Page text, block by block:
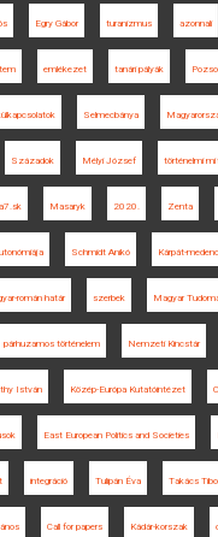
Egry Gábor turanizmus azonnali
emlékezet tanári pályák
Selmecbánya
Századok Mélyi József történelmi
Masaryk 2020. Zenta
Schmidt Anikó Kárpát-
román határ szerbek Magyar
párhuzamos történelem Nemzeti Kincstár
István Közép-Európa Kutatóintézet
East European Politics and Societies
integráció Tulipán Éva Takács
Call for papers Kádár-korszak